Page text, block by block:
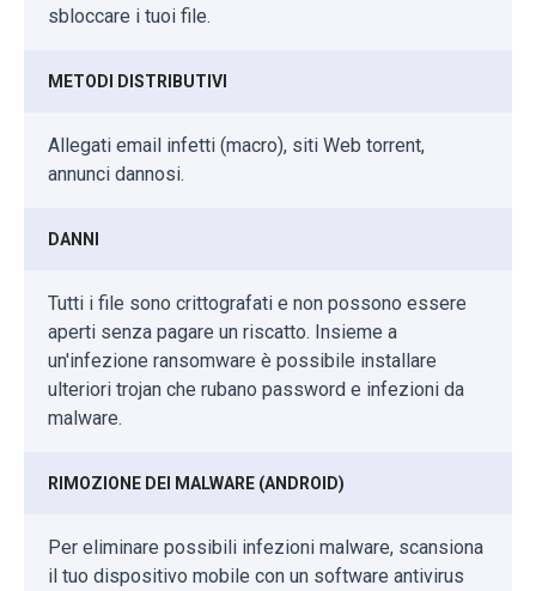
sbloccare i tuoi file.
METODI DISTRIBUTIVI
Allegati email infetti (macro), siti Web torrent,
annunci dannosi.
DANNI
Tutti i file sono crittografati e non possono essere
aperti senza pagare un riscatto. Insieme a
un'infezione ransomware è possibile installare
ulteriori trojan che rubano password e infezioni da
malware.
RIMOZIONE DEI MALWARE (ANDROID)
Per eliminare possibili infezioni malware, scansiona
il tuo dispositivo mobile con un software antivirus